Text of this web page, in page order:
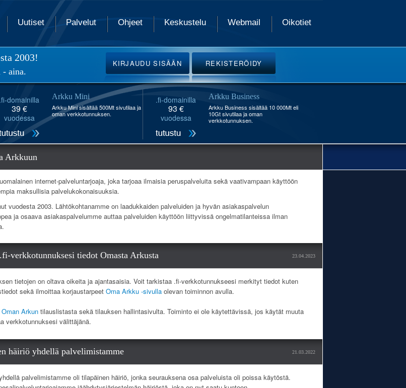
Uutiset Palvelut Ohjeet Keskustelu Webmail Oikotiet
2003!
- aina.
KIRJAUDUSISÄÄN REKISTERÖIDY
.fi-domainilla
39 €
vuodessa
Arkku Mini
Arkku Mini sisältää 500Mt sivutilaa ja
oman verkkotunnuksen.
.fi-domainilla
93 €
vuodessa
Arkku Business
Arkku Business sisältää 10 000Mt eli
10Gt sivutilaa ja oman
verkkotunnuksen.
Arkkuun
internet-palveluntarjoaja, joka tarjoaa ilmaisia peruspalveluita sekä vaativampaan käyttöön
maksullisia palvelukokonaisuuksia.
vuodesta 2003. Lähtökohtanamme on laadukkaiden palveluiden ja hyvän asiakaspalvelun
ja osaava asiakaspalvelumme auttaa palveluiden käyttöön liittyvissä ongelmatilanteissa ilman
verkkotunnuksesi tiedot Omasta Arkusta 23.04.2023
tietojen on oltava oikeita ja ajantasaisia. Voit tarkistaa .fi-verkkotunnukseesi merkityt tiedot kuten
sekä ilmoittaa korjaustarpeet Oma Arkku -sivulla olevan toiminnon avulla.
Oman Arkun tilauslistasta sekä tilauksen hallintasivulta. Toiminto ei ole käytettävissä, jos käytät muuta
verkkotunnuksesi välittäjänä.
häiriö yhdellä palvelimistamme 21.03.2022
palvelimistamme oli tilapäinen häiriö, jonka seurauksena osa palveluista oli poissa käytöstä.